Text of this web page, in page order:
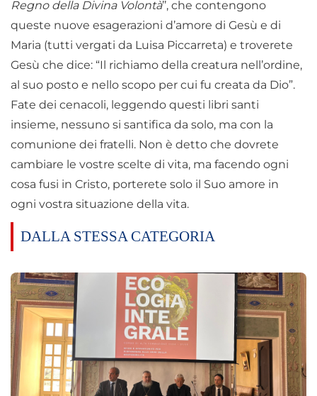
Regno della Divina Volontà’’, che contengono
queste nuove esagerazioni d’amore di Gesù e di
Maria (tutti vergati da Luisa Piccarreta) e troverete
Gesù che dice: “Il richiamo della creatura nell’ordine,
al suo posto e nello scopo per cui fu creata da Dio”.
Fate dei cenacoli, leggendo questi libri santi
insieme, nessuno si santifica da solo, ma con la
comunione dei fratelli. Non è detto che dovrete
cambiare le vostre scelte di vita, ma facendo ogni
cosa fusi in Cristo, porterete solo il Suo amore in
ogni vostra situazione della vita.
DALLA STESSA CATEGORIA